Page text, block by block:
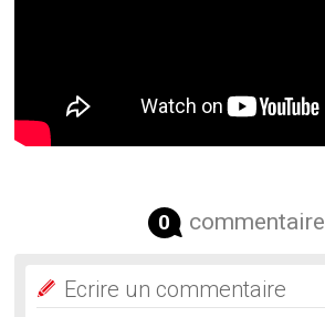
0 commentaire
Ecrire un commentaire